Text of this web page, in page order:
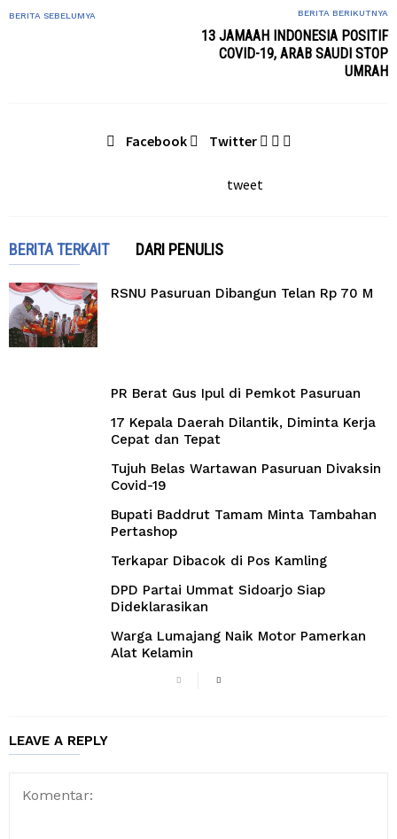
BERITA SEBELUMYA BERITA BERIKUTNYA
13 JAMAAH INDONESIA POSITIF
COVID-19, ARAB SAUDI STOP
UMRAH
Facebook Twitter
tweet
BERITA TERKAIT DARI PENULIS
RSNU Pasuruan Dibangun Telan Rp 70 M
PR Berat Gus Ipul di Pemkot Pasuruan
17 Kepala Daerah Dilantik, Diminta Kerja
Cepat dan Tepat
Tujuh Belas Wartawan Pasuruan Divaksin
Covid-19
Bupati Baddrut Tamam Minta Tambahan
Pertashop
Terkapar Dibacok di Pos Kamling
DPD Partai Ummat Sidoarjo Siap
Dideklarasikan
Warga Lumajang Naik Motor Pamerkan
Alat Kelamin
LEAVE A REPLY